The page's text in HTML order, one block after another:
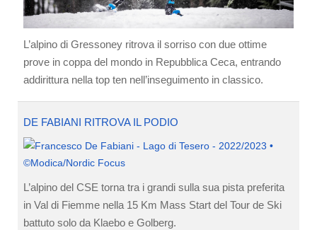
L’alpino di Gressoney ritrova il sorriso con due ottime
prove in coppa del mondo in Repubblica Ceca, entrando
addirittura nella top ten nell’inseguimento in classico.
DE FABIANI RITROVA IL PODIO
L’alpino del CSE torna tra i grandi sulla sua pista preferita
in Val di Fiemme nella 15 Km Mass Start del Tour de Ski
battuto solo da Klaebo e Golberg.